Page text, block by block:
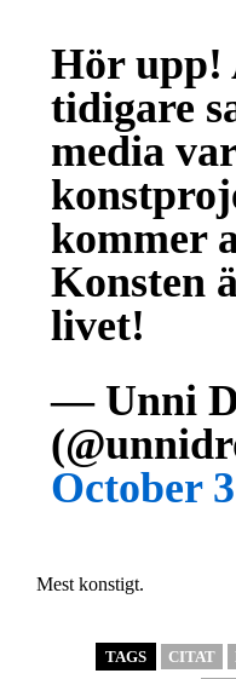
Hör upp!
tidigare
media
kommer
Konsten
livet!
— Unni
October
Mest konstigt.
TAGS CITAT